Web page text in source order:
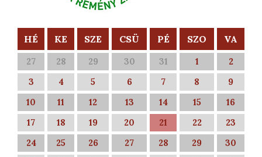
HÉ KE SZE CSÜ PÉ SZO VA
27 28 29 30 31 1
2
3
4 5 6 7 8
9
10
11 12 13 14 15
16
17
18 19 20 21 22
23
24
25 26 27 28 29
30